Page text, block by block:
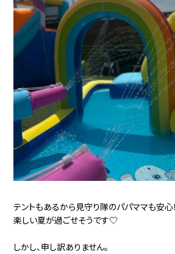
テントもあるから見守り隊のパパママも安心！
楽しい夏が過ごせそうです♡
しかし、申し訳ありません。